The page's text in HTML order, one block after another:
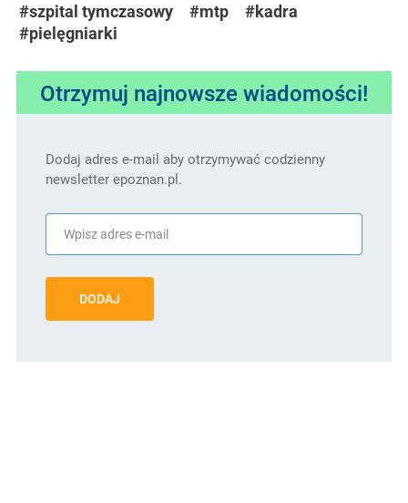
#szpital tymczasowy #mtp
#kadra
#pielęgniarki
Otrzymuj najnowsze wiadomości!
Dodaj adres e-mail aby otrzymywać codzienny
newsletter epoznan.pl.
DODAJ